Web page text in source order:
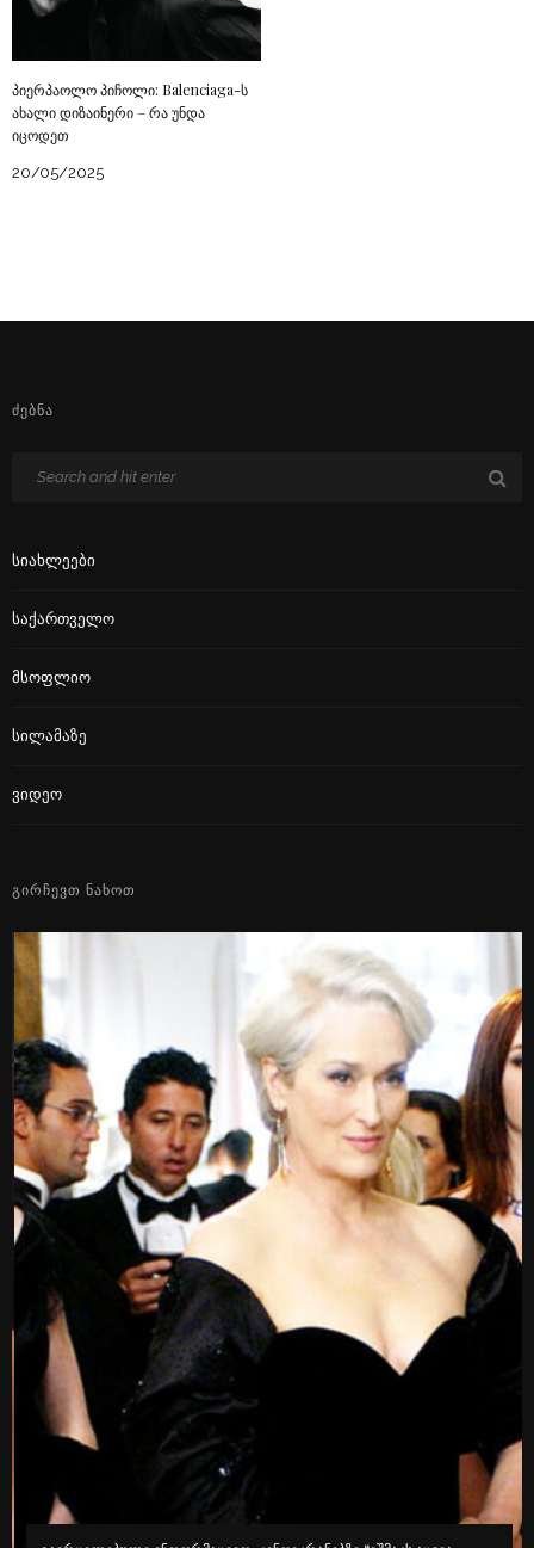
პიერპაოლო პიჩოლი: Balenciaga-ს
ახალი დიზაინერი – რა უნდა
იცოდეთ
20/05/2025
ᲫᲔᲑᲜᲐ
Სიახლეები
Საქართველო
Მსოფლიო
Სილამაზე
Ვიდეო
ᲒᲘᲠᲩᲔᲕᲗ ᲜᲐᲮᲝᲗ